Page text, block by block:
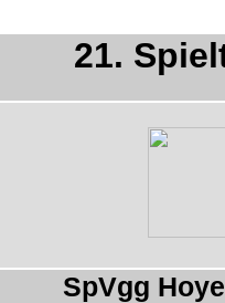
21.
SpVgg